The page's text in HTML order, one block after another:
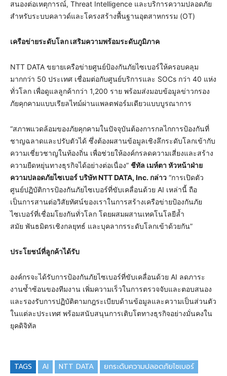
สนองต่อเหตุการณ์, Threat Intelligence และบริการความปลอดภัย
สำหรับระบบคลาวด์และโครงสร้างพื้นฐานอุตสาหกรรม (OT)
เครือข่ายระดับโลก เสริมความพร้อมระดับภูมิภาค
NTT DATA ขยายเครือข่ายศูนย์ป้องกันภัยไซเบอร์ให้ครอบคลุม
มากกว่า 50 ประเทศ เชื่อมต่อกับศูนย์บริการและ SOCs กว่า 40 แห่ง
ทั่วโลก เพื่อดูแลลูกค้ากว่า 1,200 ราย พร้อมส่งมอบข้อมูลข่าวกรอง
ภัยคุกคามแบบเรียลไทม์ผ่านแพลตฟอร์มเดียวแบบบูรณาการ
“สภาพแวดล้อมของภัยคุกคามในปัจจุบันต้องการกลไกการป้องกันที่
ชาญฉลาดและปรับตัวได้ ซึ่งต้องผสานข้อมูลเชิงลึกระดับโลกเข้ากับ
ความเชี่ยวชาญในท้องถิ่น เพื่อช่วยให้องค์กรลดความเสี่ยงและสร้าง
ความยืดหยุ่นทางธุรกิจได้อย่างต่อเนื่อง” ชีทัล เมห์ตา หัวหน้าฝ่าย
ความปลอดภัยไซเบอร์ บริษัท NTT DATA, Inc. กล่าว “การเปิดตัว
ศูนย์ปฏิบัติการป้องกันภัยไซเบอร์ที่ขับเคลื่อนด้วย AI เหล่านี้ ถือ
เป็นการสานต่อวิสัยทัศน์ของเราในการสร้างเครือข่ายป้องกันภัย
ไซเบอร์ที่เชื่อมโยงกันทั่วโลก โดยผสมผสานเทคโนโลยีล้ำ
สมัย พันธมิตรเชิงกลยุทธ์ และบุคลากรระดับโลกเข้าด้วยกัน”
ประโยชน์ที่ลูกค้าได้รับ
องค์กรจะได้รับการป้องกันภัยไซเบอร์ที่ขับเคลื่อนด้วย AI ลดภาระ
งานซ้ำซ้อนของทีมงาน เพิ่มความเร็วในการตรวจจับและตอบสนอง
และรองรับการปฏิบัติตามกฎระเบียบด้านข้อมูลและความเป็นส่วนตัว
ในแต่ละประเทศ พร้อมสนับสนุนการเติบโตทางธุรกิจอย่างมั่นคงใน
ยุคดิจิทัล
TAGS AI NTT DATA ยกระดับความปลอดภัยไซเบอร์